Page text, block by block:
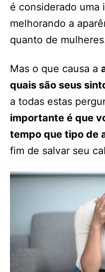
é considerado uma
melhorando a
quanto de
Mas o que causa a
quais são seus
a todas estas
importante é que
tempo que tipo de
fim de salvar seu